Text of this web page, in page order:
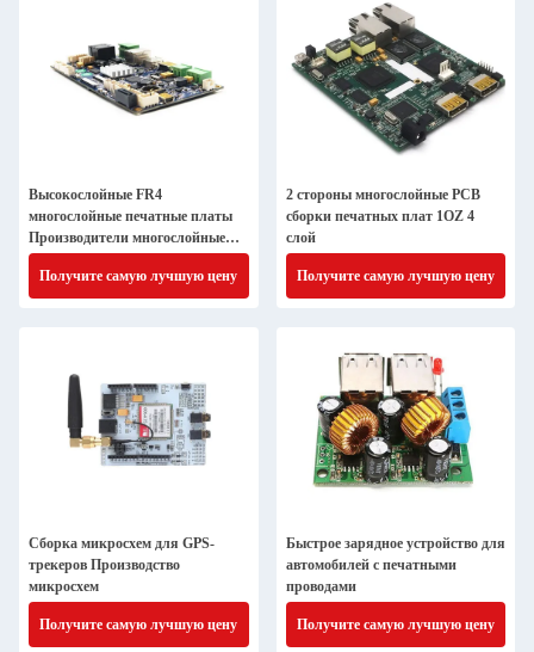
Высокослойные FR4
многослойные печатные платы
Производители многослойные
печатные платы
Получите самую лучшую цену
2 стороны многослойные PCB
сборки печатных плат 1OZ 4
слой
Получите самую лучшую цену
Сборка микросхем для GPS-
трекеров Производство
микросхем
Получите самую лучшую цену
Быстрое зарядное устройство для
автомобилей с печатными
проводами
Получите самую лучшую цену